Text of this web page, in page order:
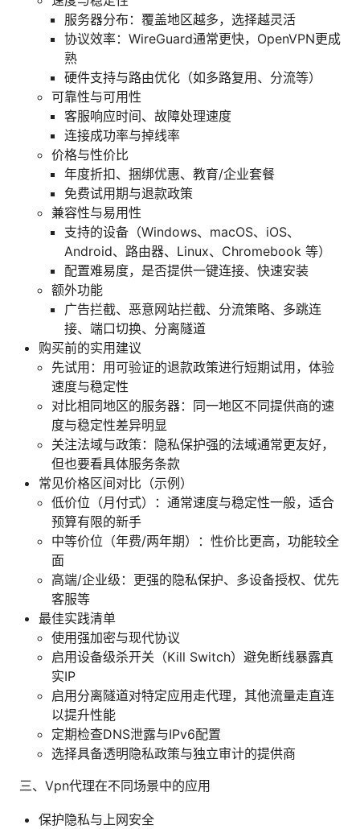
服务器分布：覆盖地区越多，选择越灵活
协议效率：WireGuard通常更快，OpenVPN更成
熟
硬件支持与路由优化（如多路复用、分流等）
可靠性与可用性
客服响应时间、故障处理速度
连接成功率与掉线率
价格与性价比
年度折扣、捆绑优惠、教育/企业套餐
免费试用期与退款政策
兼容性与易用性
支持的设备（Windows、macOS、iOS、
Android、路由器、Linux、Chromebook 等）
配置难易度，是否提供一键连接、快速安装
额外功能
广告拦截、恶意网站拦截、分流策略、多跳连
接、端口切换、分离隧道
购买前的实用建议
先试用：用可验证的退款政策进行短期试用，体验
速度与稳定性
对比相同地区的服务器：同一地区不同提供商的速
度与稳定性差异明显
关注法域与政策：隐私保护强的法域通常更友好，
但也要看具体服务条款
常见价格区间对比（示例）
低价位（月付式）：通常速度与稳定性一般，适合
预算有限的新手
中等价位（年费/两年期）：性价比更高，功能较全
面
高端/企业级：更强的隐私保护、多设备授权、优先
客服等
最佳实践清单
使用强加密与现代协议
启用设备级杀开关（Kill Switch）避免断线暴露真
实IP
启用分离隧道对特定应用走代理，其他流量走直连
以提升性能
定期检查DNS泄露与IPv6配置
选择具备透明隐私政策与独立审计的提供商
三、Vpn代理在不同场景中的应用
保护隐私与上网安全